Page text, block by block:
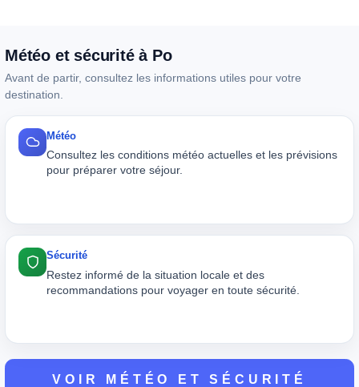
Météo et sécurité à Po
Avant de partir, consultez les informations utiles pour votre
destination.
Météo
Consultez les conditions météo actuelles et les prévisions
pour préparer votre séjour.
Sécurité
Restez informé de la situation locale et des
recommandations pour voyager en toute sécurité.
VOIR MÉTÉO ET SÉCURITÉ